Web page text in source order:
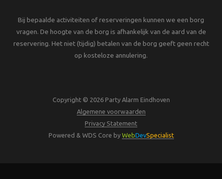
Bij bepaalde activiteiten of reserveringen kunnen we een borg
vragen. De hoogte van de borg is afhankelijk van de aard van de
reservering. Het niet (tijdig) betalen van de borg geeft geen recht
op kosteloze annulering.
Copyright © 2026 Party Alarm Eindhoven
Algemene voorwaarden
Privacy Statement
Powered & WDS Core by WebDevSpecialist